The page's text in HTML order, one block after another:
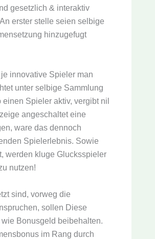
gesetzlich & interaktiv
erster stelle seien selbige
hinzugefugt
innovative Spieler man
unter selbige Sammlung
Spieler aktiv, vergibt nil
angeschaltet eine
ware das dennoch
Spielerlebnis. Sowie
werden kluge Glucksspieler
nutzen!
sind, vorweg die
sollen Diese
Bonusgeld beibehalten.
im Rang durch